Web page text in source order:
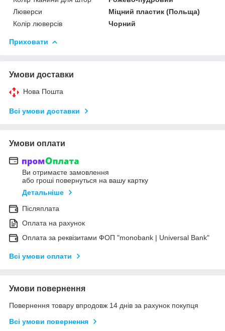
Люверси
Міцний пластик (Польща)
Колір люверсів
Чорний
Приховати
Умови доставки
Нова Пошта
Всі умови доставки
Умови оплати
Ви отримаєте замовлення
або гроші повернуться на вашу картку
Детальніше
Післяплата
Оплата на рахунок
Оплата за реквізитами ФОП "monobank | Universal Bank"
Всі умови оплати
Умови повернення
Повернення товару впродовж 14 днів за рахунок покупця
Всі умови повернення